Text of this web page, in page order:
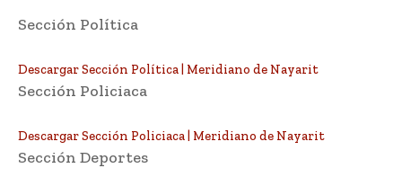
Sección Política
Descargar Sección Política | Meridiano de Nayarit
Sección Policiaca
Descargar Sección Policiaca | Meridiano de Nayarit
Sección Deportes